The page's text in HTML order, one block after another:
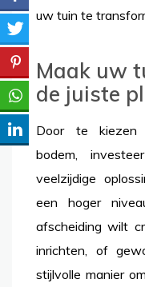
uw tuin te
Maak uw
de juiste
Door te kiezen
bodem,
veelzijdige
een hoger
afscheiding wilt
inrichten, of
stijlvolle manier